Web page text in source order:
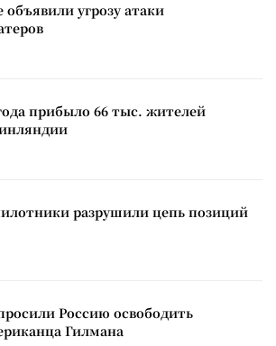
угрозу атаки
прибыло 66 тыс. жителей
разрушили цепь позиций
Россию освободить
Гилмана